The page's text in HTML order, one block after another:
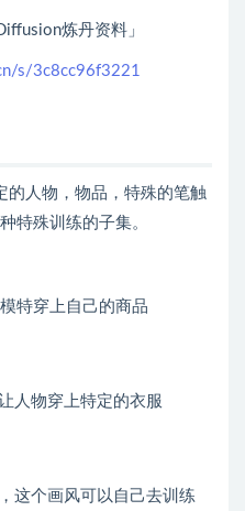
炼丹资料」
s/3c8cc96f3221
的人物，物品，特殊的笔触
特殊训练的子集。
特穿上自己的商品
人物穿上特定的衣服
这个画风可以自己去训练